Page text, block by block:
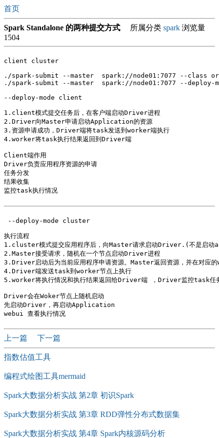
首页
Spark Standalone 的两种提交方式 所属分类 spark 浏览量
1504
client cluster
./spark-submit --master  spark://node01:7077 --class
./spark-submit --master  spark://node01:7077 --
--deploy-mode client
1.client模式提交任务后，在客户端启动Driver进程
2.Driver向Master申请启动Application的资源
3.资源申请成功，Driver端将task发送到worker端执行
4.worker将task执行结果返回到Driver端
Client端作用
Driver负责应用程序资源的申请
任务分发
结果收集
监控task执行情况
--deploy-mode cluster
执行流程
1.cluster模式提交应用程序后，向Master请求启动Driver.(不是启
2.Master接受请求，随机在一个节点启动Driver进程
3.Driver启动后为当前应用程序申请资源。Master返回资源，并在对应
4.Driver端发送task到worker节点上执行
5.worker将执行情况和执行结果返回给Driver端 ，Driver监控task任
Driver会在Woker节点上随机启动
先启动Driver，再启动Application
上一篇 下一篇
指数估值工具
编程式绘图工具mermaid
Spark大数据分析实战 第2章 初识Spark
Spark大数据分析实战 第3章 RDD弹性分布式数据集
Spark大数据分析实战 第4章 Spark内核源码分析